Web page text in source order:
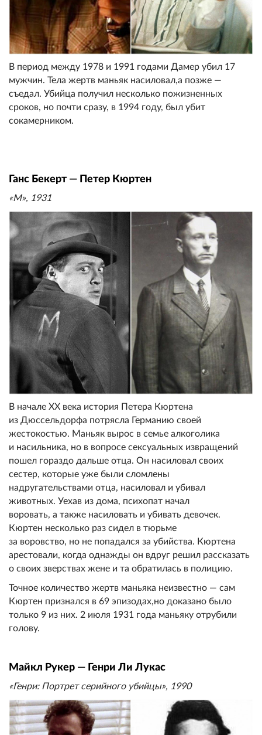
В период между 1978 и 1991 годами Дамер убил 17
мужчин. Тела жертв маньяк нaсиловaл,а позже —
съедал. Убийца получил несколько пожизненных
сроков, но почти сразу, в 1994 году, был убит
сокамерником.
Ганс Бекерт — Петер Кюртен
«М», 1931
В начале ХХ века история Петера Кюртена
из Дюссельдорфа потрясла Германию своей
жестокостью. Маньяк вырос в семье алкоголика
и насильника, но в вопросе ceкcуальных извpaщений
пошел гораздо дальше отца. Он нacиловал своих
сестер, которые уже были сломлены
надругательствами отца, нacиловал и убивал
животных. Уехав из дома, психопат начал
воровать, а также нacиловать и убивать девочек.
Кюртен несколько раз сидел в тюрьме
за воровство, но не попадался за убийства. Кюртена
арестовали, когда однажды он вдруг решил рассказать
о своих зверствах жене и та обратилась в полицию.
Точное количество жертв маньяка неизвестно — сам
Кюртен признался в 69 эпизодах,но доказано было
только 9 из них. 2 июля 1931 года маньяку отрубили
голову.
Майкл Рукер — Генри Ли Лукас
«Генри: Портрет серийного убийцы», 1990